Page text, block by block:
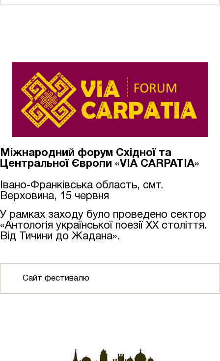
Міжнародний форум Східної та
Центральної Європи «VIA CARPATIA»
Івано-Франківська область, смт.
Верховина, 15 червня
У рамках заходу було проведено сектор
«Антологія української поезії ХХ століття.
Від Тичини до Жадана».
Сайт фестивалю